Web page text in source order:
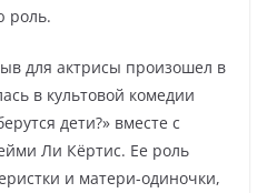
роль.
для актрисы произошел в
в культовой комедии
дети?» вместе с
Ли Кёртис. Ее роль
и матери-одиночки,